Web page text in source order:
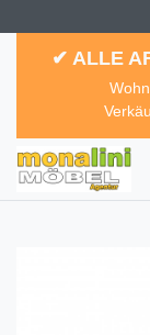
✔ ALLE